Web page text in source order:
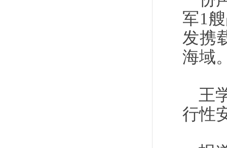
军1
发携
海域
王
行性